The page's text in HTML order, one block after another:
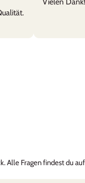
Schatzkiste, um
Box nur
Vielen Dank!
Alle Fragen findest du